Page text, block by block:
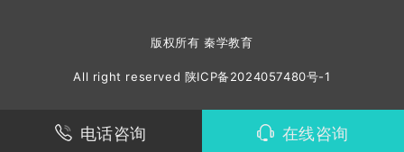
版权所有 秦学教育
All right reserved 陕ICP备2024057480号-1
电话咨询 在线咨询